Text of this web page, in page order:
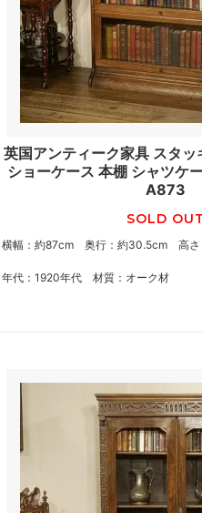
英国アンティーク家具 スタ
ショーケース 本棚 シャツケ
A873
SOLD OUT
横幅：約87cm 奥行：約30.5cm 高さ
年代：1920年代 材質：オーク材